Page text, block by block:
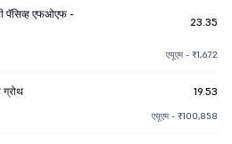
पॅसिव्ह एफओएफ -
23.35
एयूएम - ₹1,672
19.53
एयूएम - ₹100,858